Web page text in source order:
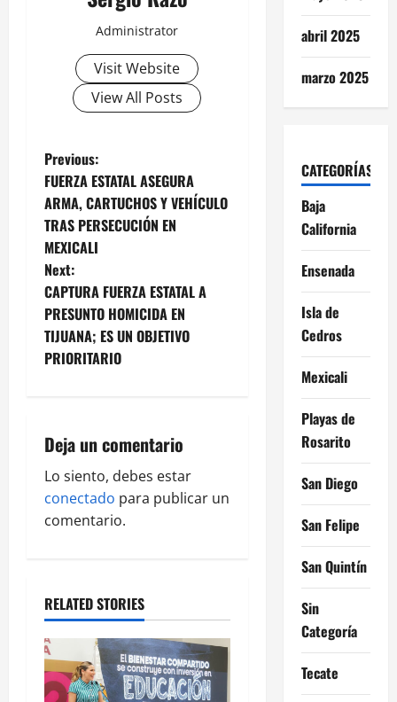
Administrator
Visit Website
View All Posts
P
o
s
t
n
a
i
g
a
t
o
n
Previous:
FUERZA ESTATAL ASEGURA
ARMA, CARTUCHOS Y VEHÍCULO
TRAS PERSECUCIÓN EN
MEXICALI
Next:
CAPTURA FUERZA ESTATAL A
PRESUNTO HOMICIDA EN
TIJUANA; ES UN OBJETIVO
PRIORITARIO
Deja un comentario
Lo siento, debes estar
conectado para publicar un
comentario.
RELATED STORIES
abril 2025
marzo 2025
CATEGORÍAS
Baja
California
Ensenada
Isla de
Cedros
Mexicali
Playas de
Rosarito
San Diego
San Felipe
San Quintín
Sin
Categoría
Tecate